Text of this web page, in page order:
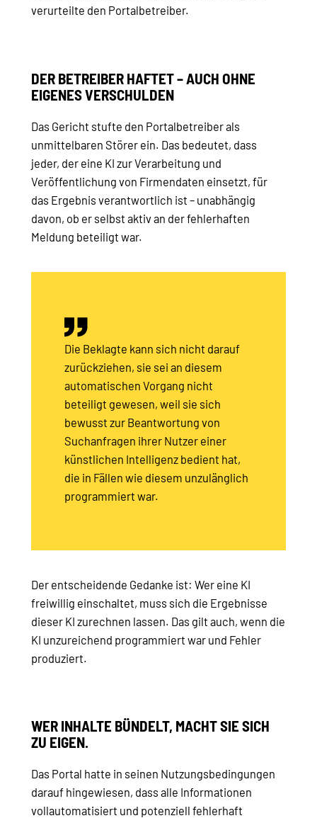
verurteilte den Portalbetreiber.
DER BETREIBER HAFTET – AUCH OHNE
EIGENES VERSCHULDEN
Das Gericht stufte den Portalbetreiber als
unmittelbaren Störer ein. Das bedeutet, dass
jeder, der eine KI zur Verarbeitung und
Veröffentlichung von Firmendaten einsetzt, für
das Ergebnis verantwortlich ist – unabhängig
davon, ob er selbst aktiv an der fehlerhaften
Meldung beteiligt war.
Die Beklagte kann sich nicht darauf
zurückziehen, sie sei an diesem
automatischen Vorgang nicht
beteiligt gewesen, weil sie sich
bewusst zur Beantwortung von
Suchanfragen ihrer Nutzer einer
künstlichen Intelligenz bedient hat,
die in Fällen wie diesem unzulänglich
programmiert war.
Der entscheidende Gedanke ist: Wer eine KI
freiwillig einschaltet, muss sich die Ergebnisse
dieser KI zurechnen lassen. Das gilt auch, wenn die
KI unzureichend programmiert war und Fehler
produziert.
WER INHALTE BÜNDELT, MACHT SIE SICH
ZU EIGEN.
Das Portal hatte in seinen Nutzungsbedingungen
darauf hingewiesen, dass alle Informationen
vollautomatisiert und potenziell fehlerhaft